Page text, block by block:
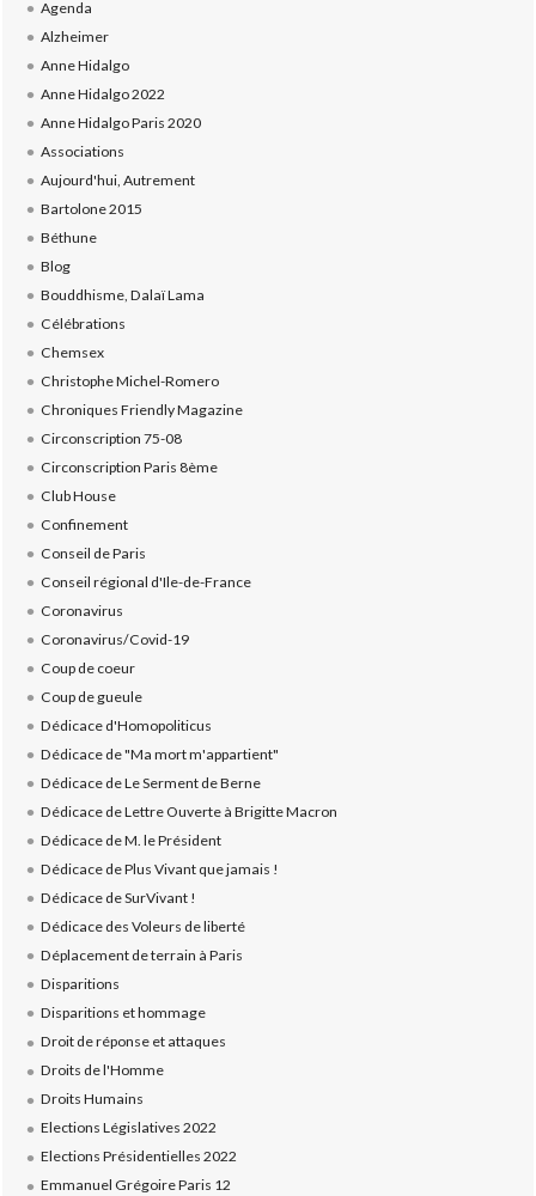
Agenda
Alzheimer
Anne Hidalgo
Anne Hidalgo 2022
Anne Hidalgo Paris 2020
Associations
Aujourd'hui, Autrement
Bartolone 2015
Béthune
Blog
Bouddhisme, Dalaï Lama
Célébrations
Chemsex
Christophe Michel-Romero
Chroniques Friendly Magazine
Circonscription 75-08
Circonscription Paris 8ème
Club House
Confinement
Conseil de Paris
Conseil régional d'Ile-de-France
Coronavirus
Coronavirus/Covid-19
Coup de coeur
Coup de gueule
Dédicace d'Homopoliticus
Dédicace de "Ma mort m'appartient"
Dédicace de Le Serment de Berne
Dédicace de Lettre Ouverte à Brigitte Macron
Dédicace de M. le Président
Dédicace de Plus Vivant que jamais !
Dédicace de SurVivant !
Dédicace des Voleurs de liberté
Déplacement de terrain à Paris
Disparitions
Disparitions et hommage
Droit de réponse et attaques
Droits de l'Homme
Droits Humains
Elections Législatives 2022
Elections Présidentielles 2022
Emmanuel Grégoire Paris 12